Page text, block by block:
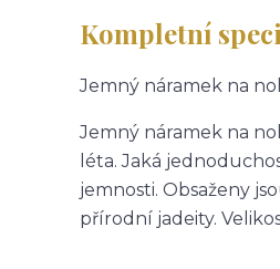
Kompletní
Jemný náramek na
Jemný náramek na
léta. Jaká
jemnosti. Obsaženy
přírodní jadeity.